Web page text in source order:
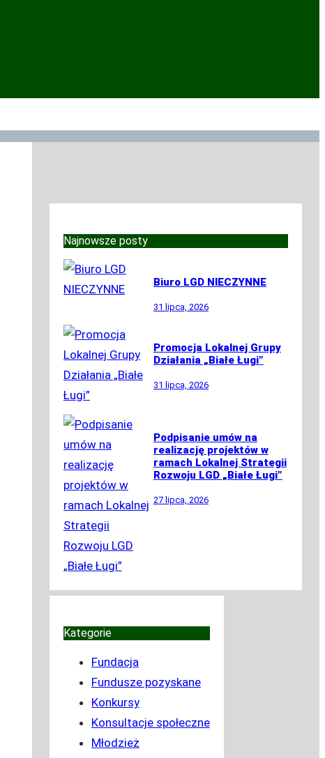
Najnowsze posty
Biuro LGD NIECZYNNE
31 lipca, 2026
Promocja Lokalnej Grupy
Działania „Białe Ługi”
31 lipca, 2026
Podpisanie umów na
realizację projektów w
ramach Lokalnej Strategii
Rozwoju LGD „Białe Ługi”
27 lipca, 2026
Kategorie
Fundacja
Fundusze pozyskane
Konkursy
Konsultacje społeczne
Młodzież